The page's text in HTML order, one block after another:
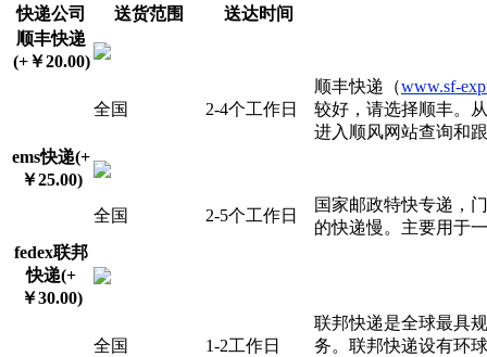
快递公司 送货范围
送达时间
顺丰快递
(+￥20.00)
全国 2-4个工作日
顺丰快递（www.sf-
较好，请选择顺丰。
进入顺风网站查询和
ems快递(+
￥25.00)
全国
2-5个工作日
国家邮政特快专递，
的快递慢。主要用于
fedex联邦
快递(+
￥30.00)
全国 1-2工作日
联邦快递是全球最具
务。联邦快递设有环